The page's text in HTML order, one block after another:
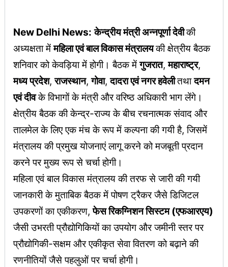
New Delhi News: केन्द्रीय मंत्री अन्नपूर्णा देवीकी
अध्यक्षता मेंमहिला एवं बाल विकास मंत्रालयकी क्षेत्रीय बैठक
शनिवार को केवड़िया में होगी। बैठक मेंगुजरात,महाराष्ट्र,
मध्य प्रदेश,राजस्थान,गोवा,दादरा एवं नगर हवेलीतथादमन
एवं दीवके विभागों के मंत्री और वरिष्ठ अधिकारी भाग लेंगे।
क्षेत्रीय बैठक की केन्द्र-राज्य के बीच रचनात्मक संवाद और
तालमेल के लिए एक मंच के रूप में कल्पना की गयी है, जिसमें
मंत्रालय की प्रमुख योजनाएं लागू करने को मजबूती प्रदान
करने पर मुख्य रूप से चर्चा होगी।
महिला एवं बाल विकास मंत्रालय की तरफ से जारी की गयी
जानकारी के मुताबिक बैठक में पोषण ट्रैकर जैसे डिजिटल
उपकरणों का एकीकरण,फेस रिकग्निशन सिस्टम (एफआरएय)
जैसी उभरती प्रौद्योगिकियों का उपयोग और जमीनी स्तर पर
प्रौद्योगिकी-सक्षम और एकीकृत सेवा वितरण को बढ़ाने की
रणनीतियों जैसे पहलुओं पर चर्चा होगी।